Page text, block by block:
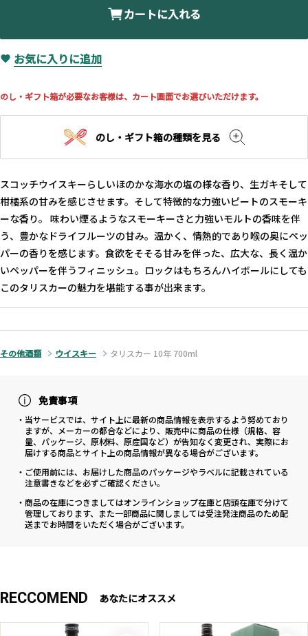
カートに入れる
お気に入りに追加
のし・ギフト箱が必要なお客様は、カート画面でお選びいただけます。
のし・ギフト箱の種類を見る
スコッチウイスキーらしいほのかな海水の塩の様な香り、生ガキそして
柑橘系の甘みを感じさせます。そして特徴的な力強いピートのスモーキ
ーな香り。 味わい煙るようなスモーキーさと力強いモルトの香味を伴
う、豊かなドライフルーツの甘み。温かく、情熱的であり喉の奥にペッ
パーの香りを感じます。食欲をそそる甘みを伴った、広大な、長く温か
いペッパーを伴うフィニッシュ。ロックはもちろんハイボールにしても
このタリスカーの魅力を堪能する事が出来ます。
その他酒類 ウイスキー タリスカー 10年 700ml
免責事項
・当サービスでは、サイト上に最新の商品情報を表示するよう努めており
ますが、メーカーの都合などにより、販売中に商品の仕様（規格、容
量、パッケージ、原材料、原産国など）が告知なく変更され、実際にお
届けする商品とサイト上の商品情報が異なる場合がございます。
・ご使用前には、お届けした商品のパッケージやラベルに記載されている
注意書きなどを必ずご確認ください。
・商品の在庫につきましてはオンラインショップ在庫と店頭在庫で分けて
管理しております、また一部商品に関しましては受注発注商品のため配
送までお時間をいただく場合がございます。
RECCOMEND あなたにオススメ